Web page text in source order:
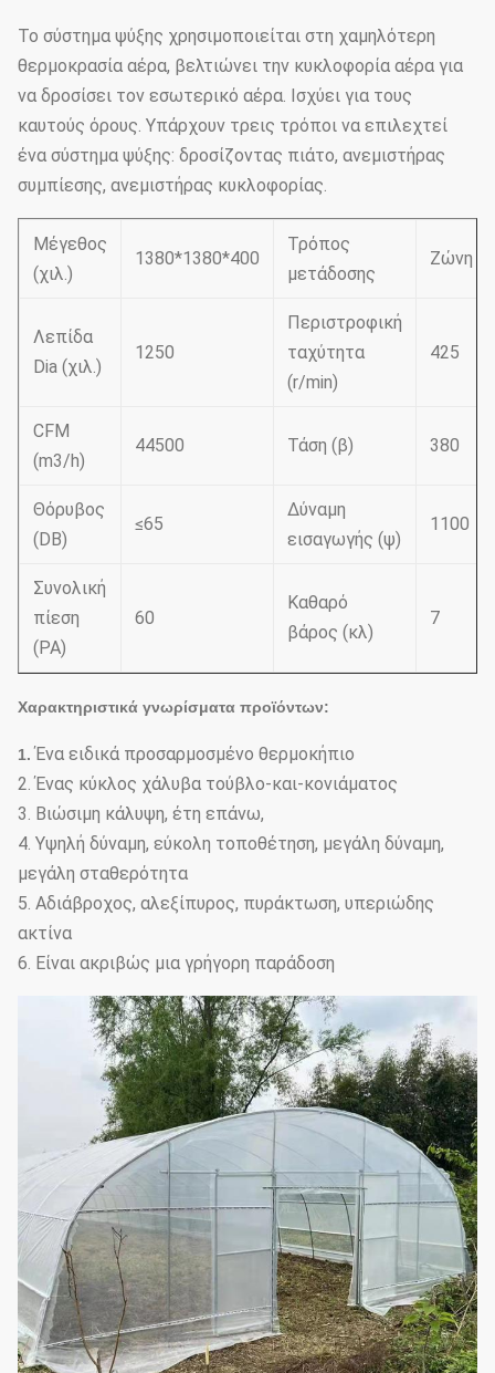
Το σύστημα ψύξης χρησιμοποιείται στη χαμηλότερη
θερμοκρασία αέρα, βελτιώνει την κυκλοφορία αέρα για
να δροσίσει τον εσωτερικό αέρα. Ισχύει για τους
καυτούς όρους. Υπάρχουν τρεις τρόποι να επιλεχτεί
ένα σύστημα ψύξης: δροσίζοντας πιάτο, ανεμιστήρας
συμπίεσης, ανεμιστήρας κυκλοφορίας.
Μέγεθος
(χιλ.)
1380*1380*400
Τρόπος
μετάδοσης
Ζώνη
Λεπίδα
Dia (χιλ.)
1250
Περιστροφική
ταχύτητα
(r/min)
425
CFM
(m3/h)
44500 Τάση (β) 380
Θόρυβος
(DB)
≤65
Δύναμη
εισαγωγής (ψ)
1100
Συνολική
πίεση
(PA)
60
Καθαρό
βάρος (κλ)
7
Χαρακτηριστικά γνωρίσματα προϊόντων:
1.Ένα ειδικά προσαρμοσμένο θερμοκήπιο
2. Ένας κύκλος χάλυβα τούβλο-και-κονιάματος
3. Βιώσιμη κάλυψη, έτη επάνω,
4. Υψηλή δύναμη, εύκολη τοποθέτηση, μεγάλη δύναμη,
μεγάλη σταθερότητα
5. Αδιάβροχος, αλεξίπυρος, πυράκτωση, υπεριώδης
ακτίνα
6. Είναι ακριβώς μια γρήγορη παράδοση